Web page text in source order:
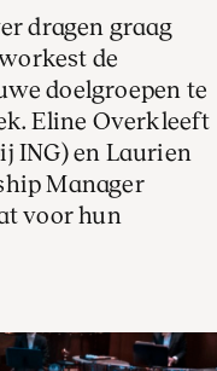
dragen graag
de
doelgroepen te
Eline Overkleeft
ING) en Laurien
Manager
voor hun